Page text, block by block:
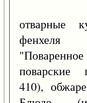
отварные
фенхеля
поварские
410),